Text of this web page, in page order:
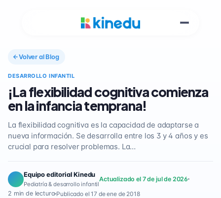
Volver al Blog
DESARROLLO INFANTIL
¡La flexibilidad cognitiva comienza
en la infancia temprana!
La flexibilidad cognitiva es la capacidad de adaptarse a
nueva información. Se desarrolla entre los 3 y 4 años y es
crucial para resolver problemas. La…
Equipo editorial Kinedu
Pediatría & desarrollo infantil
Actualizado el 7 de jul de 2026
2 min de lectura Publicado el 17 de ene de 2018